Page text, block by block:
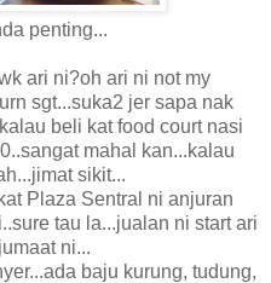
penting...
ari ni?oh ari ni not my
sgt...suka2 jer sapa nak
beli kat food court nasi
mahal kan...kalau
sikit...
Plaza Sentral ni anjuran
tau la...jualan ni start ari
ni...
baju kurung, tudung,